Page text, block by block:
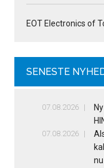
EOT Electronics of
SENESTE
07.08.2026
07.08.2026